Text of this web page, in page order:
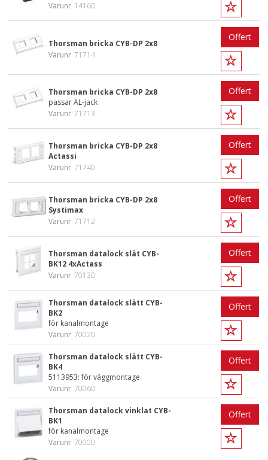
Varunr 14160
Thorsman bricka CYB-DP 2x8
Varunr 71714
Offert
Thorsman bricka CYB-DP 2x8
passar AL-jack
Varunr 71713
Offert
Thorsman bricka CYB-DP 2x8
Actassi
Varunr 71740
Offert
Thorsman bricka CYB-DP 2x8
Systimax
Varunr 71712
Offert
Thorsman datalock slät CYB-
BK12 4xActass
Varunr 70130
Offert
Thorsman datalock slätt CYB-
BK2
för kanalmontage
Varunr 70020
Offert
Thorsman datalock slätt CYB-
BK4
5113953: för väggmontage
Varunr 70060
Offert
Thorsman datalock vinklat CYB-
BK1
för kanalmontage
Varunr 70000
Offert